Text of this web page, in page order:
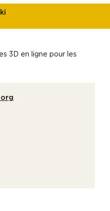
3D en ligne pour les